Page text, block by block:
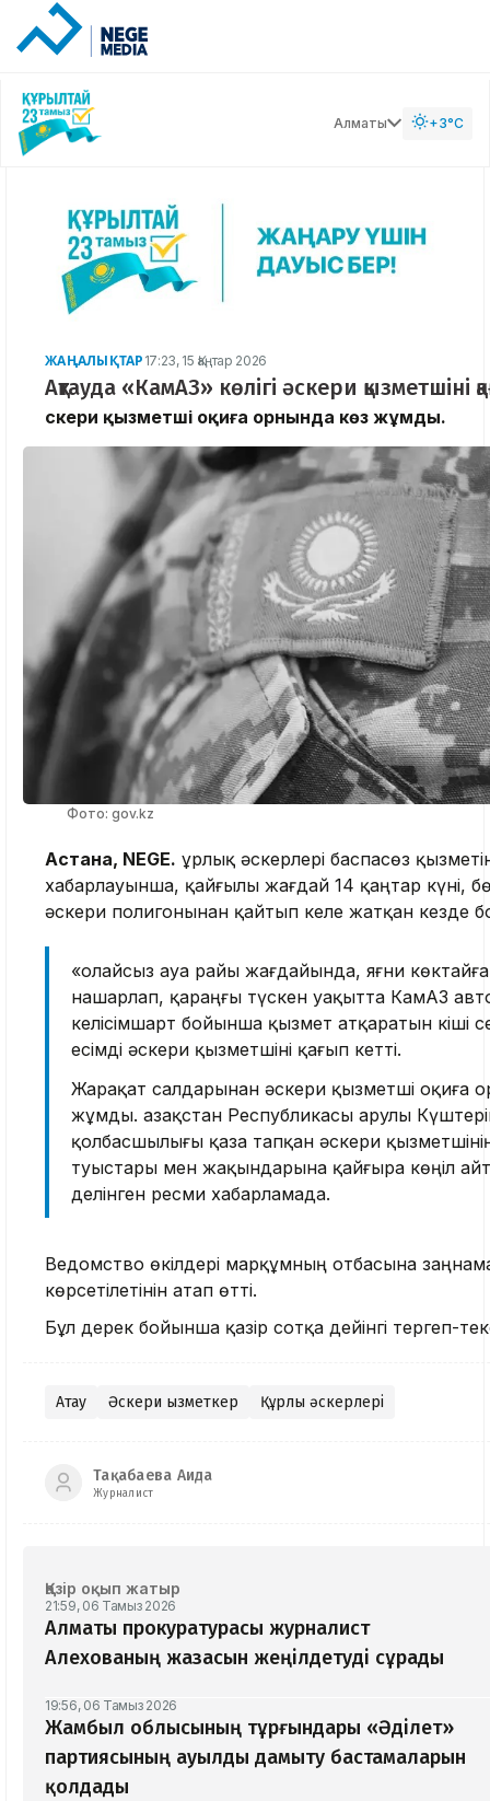
Алматы +3°C
ЖАҢАЛЫҚТАР 17:23, 15 Қаңтар 2026
Ақтауда «КамАЗ» көлігі әскери қызметшіні
Әскери қызметші оқиға орнында көз жұмды.
Фото: gov.kz
Астана, NEGE. Құрлық әскерлері баспасөз
хабарлауынша, қайғылы жағдай 14 қаңтар күні,
әскери полигонынан қайтып келе жатқан кезде
«Қолайсыз ауа райы жағдайында, яғни
нашарлап, қараңғы түскен уақытта КамАЗ
келісімшарт бойынша қызмет атқаратын кіші
есімді әскери қызметшіні қағып кетті.
Жарақат салдарынан әскери қызметші оқиға
жұмды. Қазақстан Республикасы Қарулы
қолбасшылығы қаза тапқан әскери
туыстары мен жақындарына қайғыра көңіл
делінген ресми хабарламада.
Ведомство өкілдері марқұмның отбасына
көрсетілетінін атап өтті.
Бұл дерек бойынша қазір сотқа дейінгі тергеп-
Ақтау Әскери қызметкер Құрлық әскерлері
Тақабаева Аида
Журналист
Қазір оқып жатыр
21:59, 06 Тамыз 2026
Алматы прокуратурасы журналист
Алехованың жазасын жеңілдетуді сұрады
19:56, 06 Тамыз 2026
Жамбыл облысының тұрғындары «Әділет»
партиясының ауылды дамыту бастамаларын
қолдады